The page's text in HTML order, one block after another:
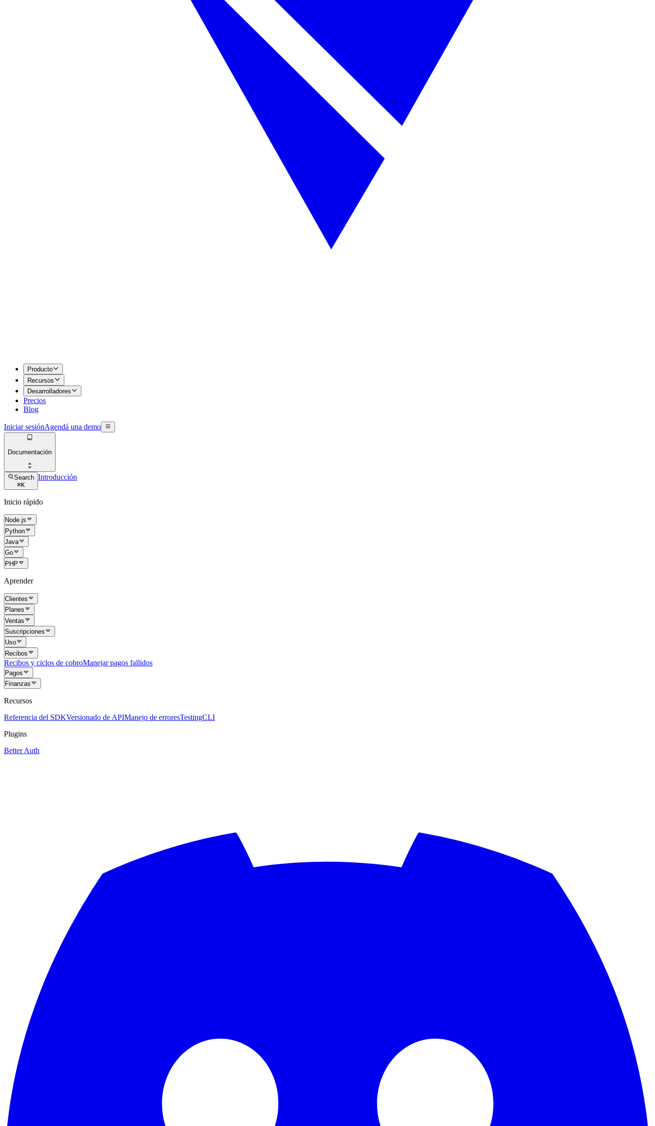
Producto
Recursos
Desarrolladores
Precios
Blog
Iniciar sesiónAgendá una demo
Documentación
Search
⌘K
Introducción
Inicio rápido
Node.js
Python
Java
Go
PHP
Aprender
Clientes
Planes
Ventas
Suscripciones
Uso
Recibos
Recibos y ciclos de cobroManejar pagos fallidos
Pagos
Finanzas
Recursos
Referencia del SDKVersionado de APIManejo de erroresTestingCLI
Plugins
Better Auth